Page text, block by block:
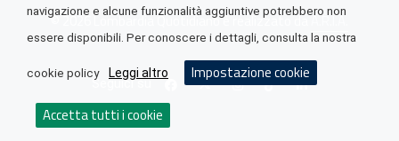
© 2026 Lombardia Quotidiano è realizzato daA.R.I.A.
Seguici su
navigazione e alcune funzionalità aggiuntive potrebbero non
essere disponibili. Per conoscere i dettagli, consulta la nostra
cookie policy Leggi altro Impostazione cookie
Accetta tutti i cookie